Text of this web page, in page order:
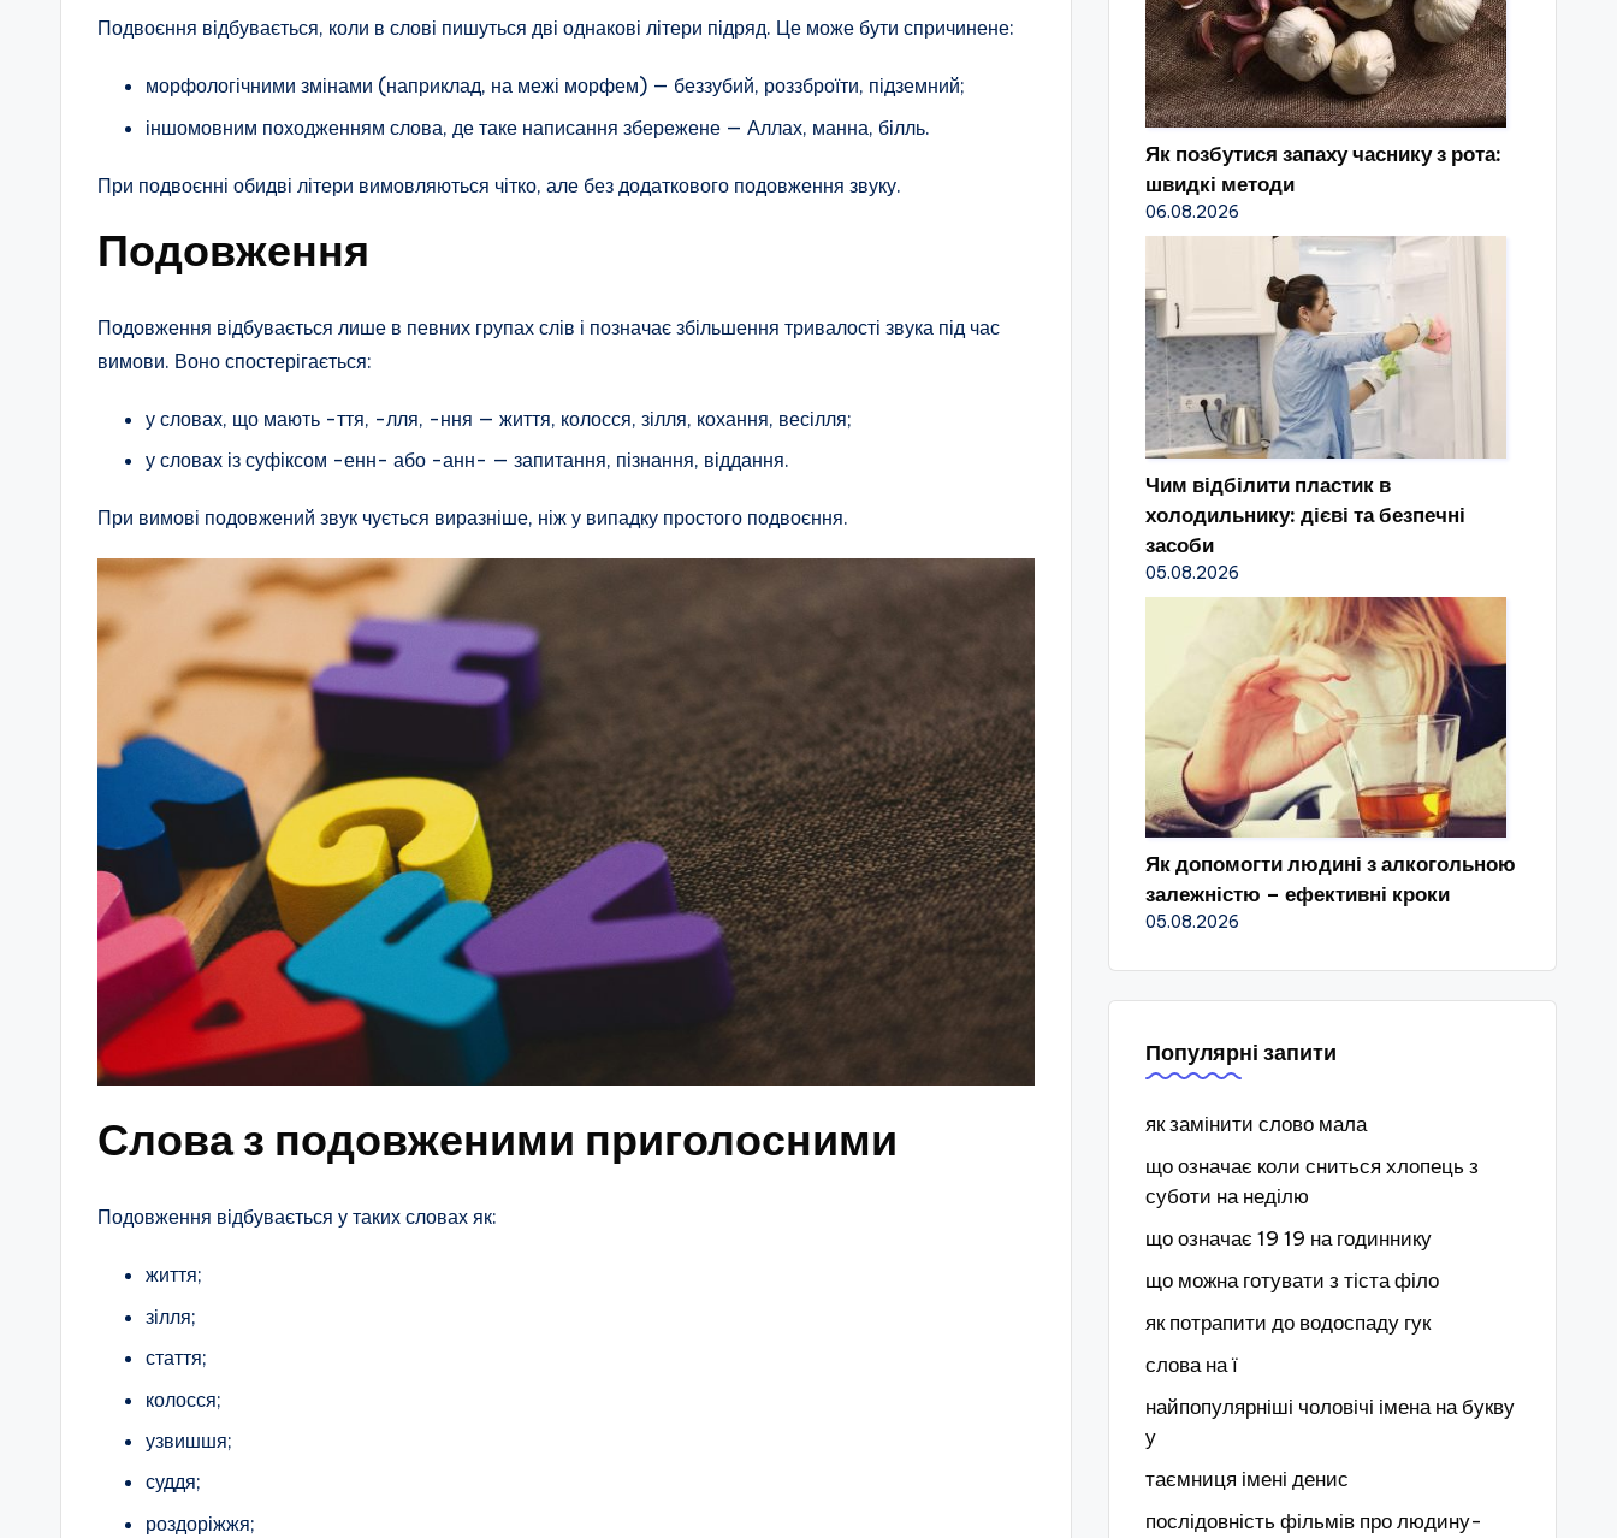
Подвоєння відбувається, коли в слові пишуться дві однакові літери підряд. Це може бути спричинене:
морфологічними змінами (наприклад, на межі морфем) — беззубий, роззброїти, підземний;
іншомовним походженням слова, де таке написання збережене — Аллах, манна, білль.
При подвоєнні обидві літери вимовляються чітко, але без додаткового подовження звуку.
Подовження
Подовження відбувається лише в певних групах слів і позначає збільшення тривалості звука під час
вимови. Воно спостерігається:
у словах, що мають -ття, -лля, -ння — життя, колосся, зілля, кохання, весілля;
у словах із суфіксом -енн- або -анн- — запитання, пізнання, віддання.
При вимові подовжений звук чується виразніше, ніж у випадку простого подвоєння.
Слова з подовженими приголосними
Подовження відбувається у таких словах як:
життя;
зілля;
стаття;
колосся;
узвишшя;
суддя;
роздоріжжя;
Як позбутися запаху часнику з рота:
швидкі методи
06.08.2026
Чим відбілити пластик в
холодильнику: дієві та безпечні
засоби
05.08.2026
Як допомогти людині з алкогольною
залежністю – ефективні кроки
05.08.2026
Популярні запити
як замінити слово мала
що означає коли сниться хлопець з
суботи на неділю
що означає 19 19 на годиннику
що можна готувати з тіста філо
як потрапити до водоспаду гук
слова на ї
найпопулярніші чоловічі імена на букву
у
таємниця імені денис
послідовність фільмів про людину-